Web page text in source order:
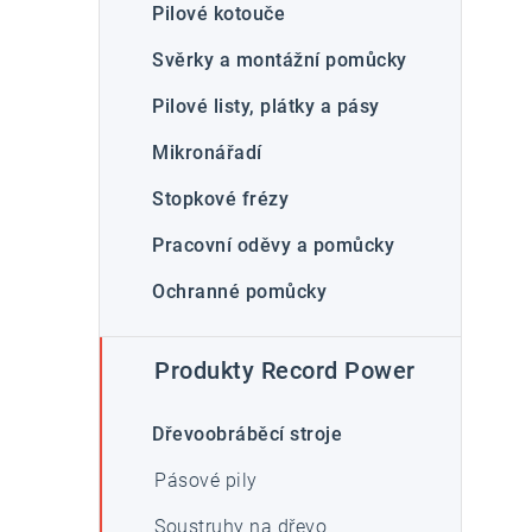
Pilové kotouče
Svěrky a montážní pomůcky
Pilové listy, plátky a pásy
Mikronářadí
Stopkové frézy
Pracovní oděvy a pomůcky
Ochranné pomůcky
Produkty Record Power
Dřevoobráběcí stroje
Pásové pily
Soustruhy na dřevo